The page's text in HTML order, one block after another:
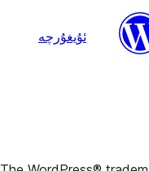
ئۇيغۇرچە